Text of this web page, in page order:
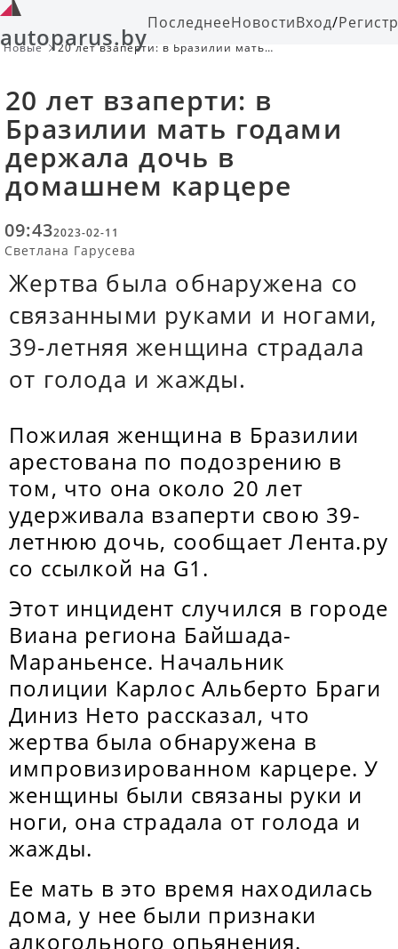
autoparus.byПоследнееНовостиВход/
Новые
20 лет взаперти: в Бразилии мать
20 лет взаперти: в
Бразилии мать годами
держала дочь в
домашнем карцере
09:432023-02-11
Светлана Гарусева
Жертва была обнаружена со
связанными руками и ногами,
39-летняя женщина страдала
от голода и жажды.
Пожилая женщина в Бразилии
арестована по подозрению в
том, что она около 20 лет
удерживала взаперти свою 39-
летнюю дочь, сообщает Лента.ру
со ссылкой на G1.
Этот инцидент случился в городе
Виана региона Байшада-
Мараньенсе. Начальник
полиции Карлос Альберто Браги
Диниз Нето рассказал, что
жертва была обнаружена в
импровизированном карцере. У
женщины были связаны руки и
ноги, она страдала от голода и
жажды.
Ее мать в это время находилась
дома, у нее были признаки
алкогольного опьянения.